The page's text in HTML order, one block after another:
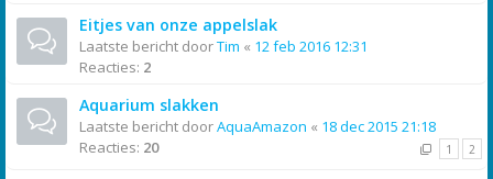
Eitjes van onze appelslak
Laatste bericht doorTim « 12 feb 2016 12:31
Reacties: 2
Aquarium slakken
Laatste bericht doorAquaAmazon « 18 dec 2015 21:18
Reacties: 20 1 2